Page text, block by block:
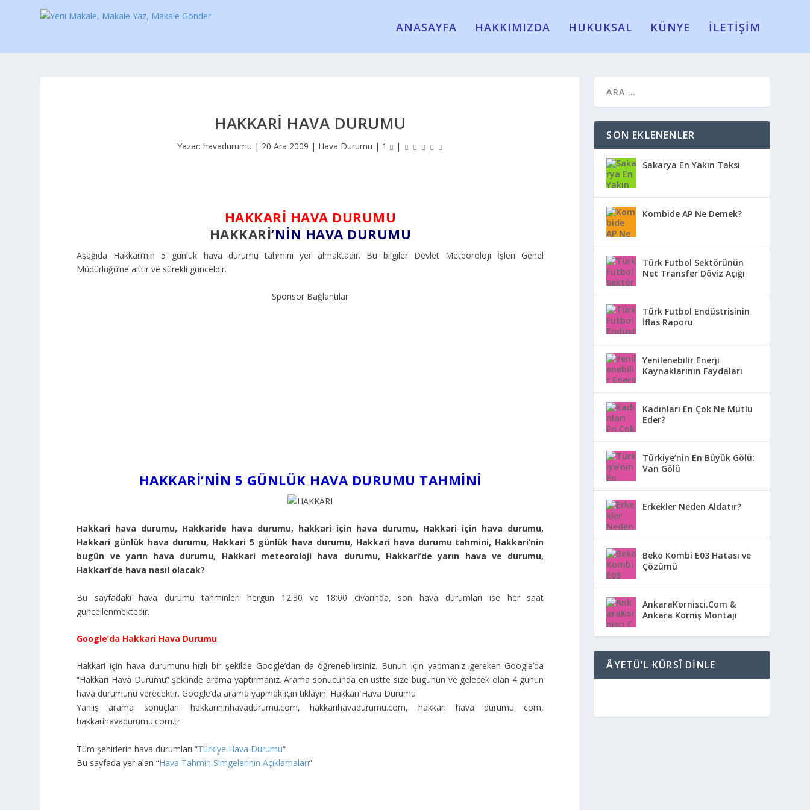
ANASAYFA HAKKIMIZDA HUKUKSAL KÜNYE İLETİŞİM
HAKKARI HAVA DURUMU
Yazar:havadurumu | 20 Ara 2009 | Hava Durumu | 1 |
HAKKARI HAVA DURUMU
HAKKARI’NIN HAVA DURUMU
Aşağıda Hakkari’nin 5 günlük hava durumu tahmini yer almaktadır. Bu bilgiler Devlet Meteoroloji İşleri Genel
Müdürlüğü’ne aittir ve sürekli günceldir.
Sponsor Bağlantılar
HAKKARI’NIN 5 GÜNLÜK HAVA DURUMU TAHMINI
Hakkari hava durumu, Hakkaride hava durumu, hakkari için hava durumu, Hakkari için hava durumu,
Hakkari günlük hava durumu, Hakkari 5 günlük hava durumu, Hakkari hava durumu tahmini, Hakkari’nin
bugün ve yarın hava durumu, Hakkari meteoroloji hava durumu, Hakkari’de yarın hava ve durumu,
Hakkari’de hava nasıl olacak?
Bu sayfadaki hava durumu tahminleri hergün 12:30 ve 18:00 civarında, son hava durumları ise her saat
güncellenmektedir.
Google’da Hakkari Hava Durumu
Hakkari için hava durumunu hızlı bir şekilde Google’dan da öğrenebilirsiniz. Bunun için yapmanız gereken Google’da
“Hakkari Hava Durumu” şeklinde arama yaptırmanız. Arama sonucunda en üstte size bugünün ve gelecek olan 4 günün
hava durumunu verecektir. Google’da arama yapmak için tıklayın: Hakkari Hava Durumu
Yanlış arama sonuçları: hakkarininhavadurumu.com, hakkarihavadurumu.com, hakkari hava durumu com,
hakkarihavadurumu.com.tr
Tüm şehirlerin hava durumları “Türkiye Hava Durumu“
Bu sayfada yer alan “Hava Tahmin Simgelerinin Açıklamaları”
SON EKLENENLER
Sakarya En Yakın Taksi
Kombide AP Ne Demek?
Türk Futbol Sektörünün
Net Transfer Döviz Açığı
Türk Futbol Endüstrisinin
İflas Raporu
Yenilenebilir Enerji
Kaynaklarının Faydaları
Kadınları En Çok Ne Mutlu
Eder?
Türkiye’nin En Büyük Gölü:
Van Gölü
Erkekler Neden Aldatır?
Beko Kombi E03 Hatası ve
Çözümü
AnkaraKornisci.Com &
Ankara Korniş Montajı
ÂYETÜ’L KÜRSÎ DINLE